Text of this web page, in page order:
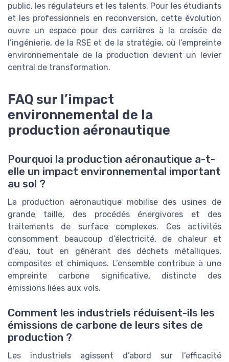
public, les régulateurs et les talents. Pour les étudiants
et les professionnels en reconversion, cette évolution
ouvre un espace pour des carrières à la croisée de
l’ingénierie, de la RSE et de la stratégie, où l’empreinte
environnementale de la production devient un levier
central de transformation.
FAQ sur l’impact
environnemental de la
production aéronautique
Pourquoi la production aéronautique a-t-
elle un impact environnemental important
au sol ?
La production aéronautique mobilise des usines de
grande taille, des procédés énergivores et des
traitements de surface complexes. Ces activités
consomment beaucoup d’électricité, de chaleur et
d’eau, tout en générant des déchets métalliques,
composites et chimiques. L’ensemble contribue à une
empreinte carbone significative, distincte des
émissions liées aux vols.
Comment les industriels réduisent-ils les
émissions de carbone de leurs sites de
production ?
Les industriels agissent d’abord sur l’efficacité